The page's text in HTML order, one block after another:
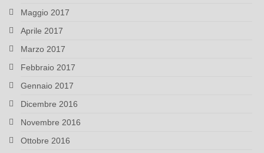
Maggio 2017
Aprile 2017
Marzo 2017
Febbraio 2017
Gennaio 2017
Dicembre 2016
Novembre 2016
Ottobre 2016